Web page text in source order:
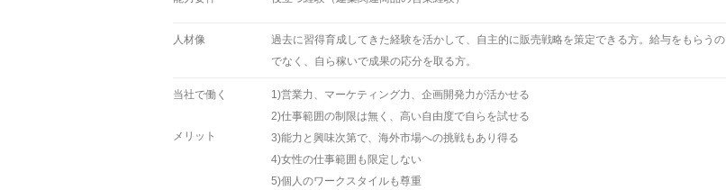
人材像
過去に習得育成してきた経験を活かして、自主的に販売戦略を策定できる方。給与をもらうの
でなく、自ら稼いで成果の応分を取る方。
当社で働く
メリット
1)営業力、マーケティング力、企画開発力が活かせる
2)仕事範囲の制限は無く、高い自由度で自らを試せる
3)能力と興味次第で、海外市場への挑戦もあり得る
4)女性の仕事範囲も限定しない
5)個人のワークスタイルも尊重